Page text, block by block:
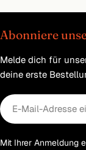
Abonniere
Melde dich für
deine erste
E-
Mail
Mit Ihrer Anmeldung